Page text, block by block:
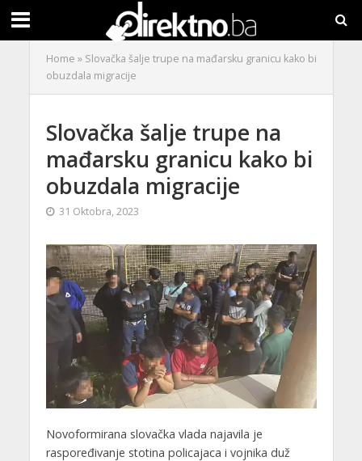
Home » Slovačka šalje trupe na mađarsku granicu kako bi
obuzdala migracije
Slovačka šalje trupe na
mađarsku granicu kako bi
obuzdala migracije
31 Oktobra, 2023
Novoformirana slovačka vlada najavila je
raspoređivanje stotina policajaca i vojnika duž